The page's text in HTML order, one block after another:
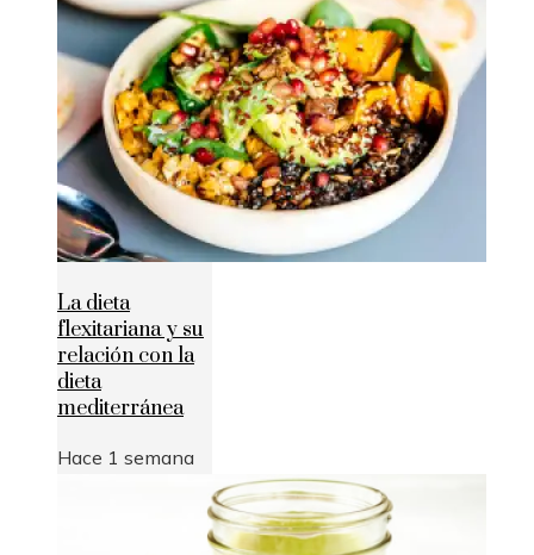
La dieta
flexitariana y su
relación con la
dieta
mediterránea
Hace 1 semana